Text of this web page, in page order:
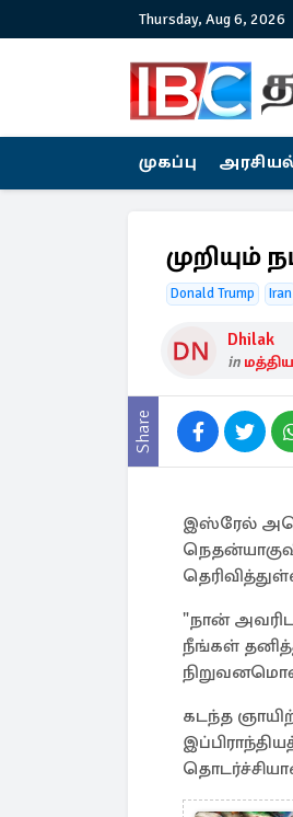
Thursday, Aug 6, 2026
முகப்பு
முறியும்
Donald Trump Iran
Dhilak
in
Share
இஸ்ரேல்
"நான்
நீங்கள்
கடந்த